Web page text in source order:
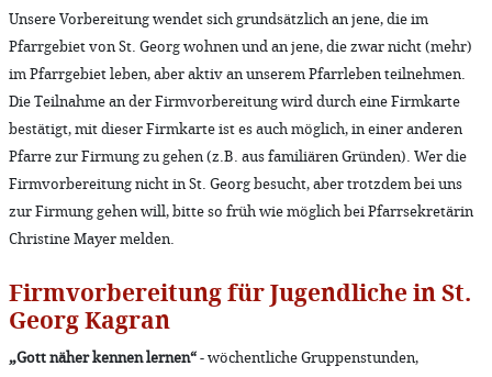
Unsere Vorbereitung wendet sich grundsätzlich an jene, die im
Pfarrgebiet von St. Georg wohnen und an jene, die zwar nicht (mehr)
im Pfarrgebiet leben, aber aktiv an unserem Pfarrleben teilnehmen.
Die Teilnahme an der Firmvorbereitung wird durch eine Firmkarte
bestätigt, mit dieser Firmkarte ist es auch möglich, in einer anderen
Pfarre zur Firmung zu gehen (z.B. aus familiären Gründen). Wer die
Firmvorbereitung nicht in St. Georg besucht, aber trotzdem bei uns
zur Firmung gehen will, bitte so früh wie möglich bei Pfarrsekretärin
Christine Mayer melden.
Firmvorbereitung für Jugendliche in St.
Georg Kagran
„Gott näher kennen lernen“ - wöchentliche Gruppenstunden,